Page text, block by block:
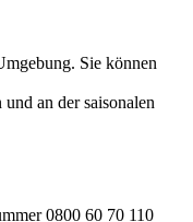
Sie können
an der saisonalen
0800 60 70 110